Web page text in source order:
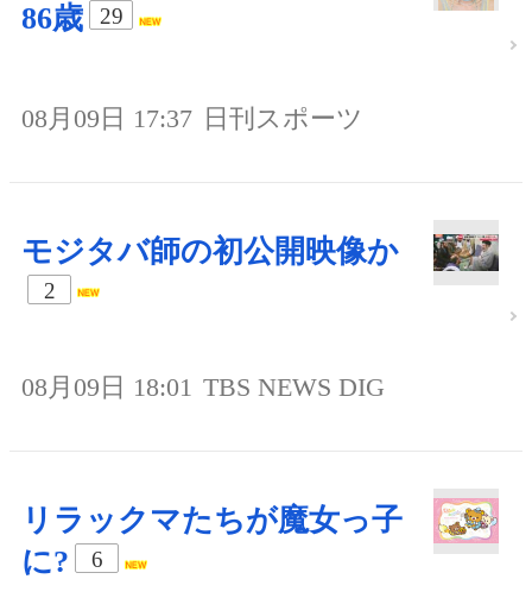
86歳
29
08月09日 17:37 日刊スポーツ
モジタバ師の初公開映像か
2
08月09日 18:01 TBS NEWS DIG
リラックマたちが魔女っ子
に?
6